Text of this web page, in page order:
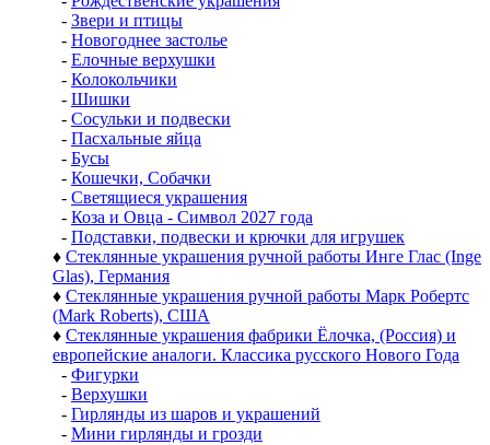
- Звери и птицы
- Новогоднее застолье
- Елочные верхушки
- Колокольчики
- Шишки
- Сосульки и подвески
- Пасхальные яйца
- Бусы
- Кошечки, Собачки
- Светящиеся украшения
- Коза и Овца - Символ 2027 года
- Подставки, подвески и крючки для игрушек
♦ Стеклянные украшения ручной работы Инге Глас (Inge
Glas), Германия
♦ Стеклянные украшения ручной работы Марк Робертс
(Mark Roberts), США
♦ Стеклянные украшения фабрики Ёлочка, (Россия) и
европейские аналоги. Классика русского Нового Года
- Фигурки
- Верхушки
- Гирлянды из шаров и украшений
- Мини гирлянды и грозди